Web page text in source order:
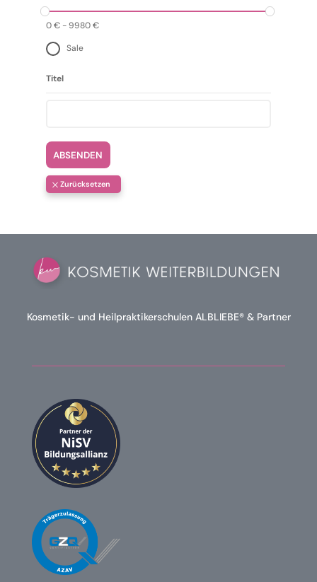
0 €-9980 €
Sale
Titel
ABSENDEN
Kosmetik- und Heilpraktikerschulen ALBLIEBE® & Partner